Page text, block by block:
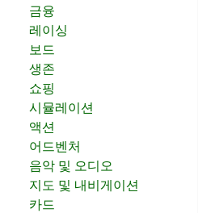
금융
레이싱
보드
생존
쇼핑
시뮬레이션
액션
어드벤처
음악 및 오디오
지도 및 내비게이션
카드